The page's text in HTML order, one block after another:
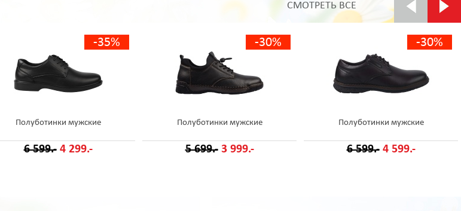
СМОТРЕТЬ ВСЕ
-35%
Полуботинки мужские
6 599.- 4 299.-
-30%
Полуботинки мужские
5 699.- 3 999.-
-30%
Полуботинки мужские
6 599.- 4 599.-